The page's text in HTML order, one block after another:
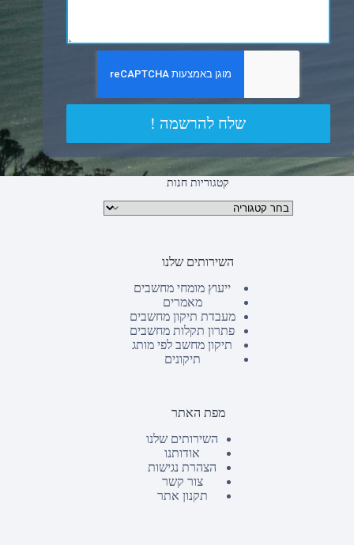
שלח להרשמה !
קטגוריות חנות
קטגוריות מוצרים
השירותים שלנו
ייעוץ מומחי מחשבים
מאמרים
מעבדת תיקון מחשבים
פתרון תקלות מחשבים
תיקון מחשב לפי מותג
תיקונים
מפת האתר
השירותים שלנו
אודותנו
הצהרת נגישות
צור קשר
תקנון אתר